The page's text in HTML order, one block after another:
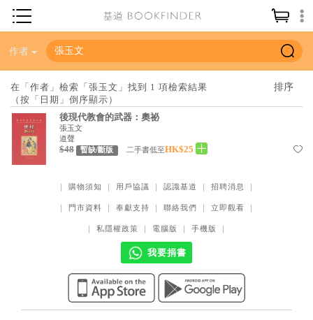
神學／教義
聖經
信仰入門
教會歷史
信徒生活
教會事工
社會／倫理
哲學／宗教比較
作者
在「作者」檢索「張玉文」找到 1 項檢索結果
（按「日期」倒序顯示）
後現代教會的武器：奧祕
張玉文
道聲
$48 暫缺/斷版 二手書低至HK$25
｜ 購物須知 ｜ 用戶協議 ｜ 認識基道 ｜ 招聘消息 ｜
｜ 門市資料 ｜ 奉獻支持 ｜ 聯絡我們 ｜ 立即觀看 ｜
｜ 私隱權政策 ｜ 電腦版 ｜ 手機版 ｜
我要捐書